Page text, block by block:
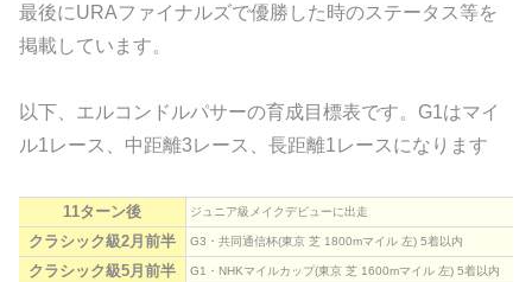
最後にURAファイナルズで優勝した時のステータス等を
掲載しています。
以下、エルコンドルパサーの育成目標表です。G1はマイ
ル1レース、中距離3レース、長距離1レースになります
11ターン後 ジュニア級メイクデビューに出走
クラシック級2月前半 G3・共同通信杯(東京 芝 1800mマイル 左) 5着以内
クラシック級5月前半 G1・NHKマイルカップ(東京 芝 1600mマイル 左) 5着以内